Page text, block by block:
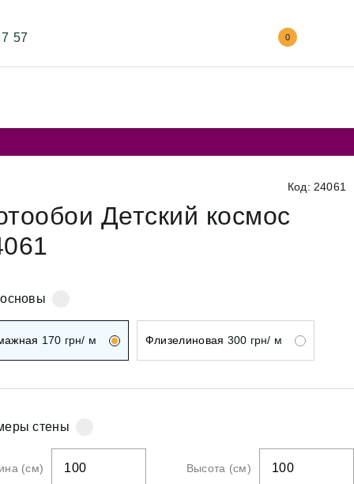
57 0
Код: 24061
Детский космос
170 грн/ м Флизелиновая 300 грн/ м
стены
(см) Высота (см)